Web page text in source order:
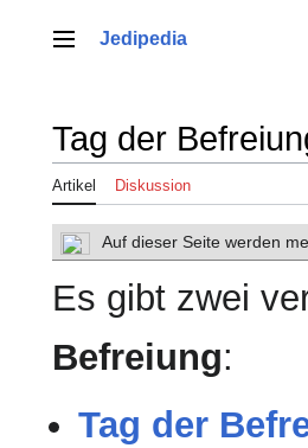
springenHauptmenü
Jedipedia
Tag der
Artikel Diskussion
Auf dieser Seite werden
Es gibt zwei
Befreiung:
Tag der